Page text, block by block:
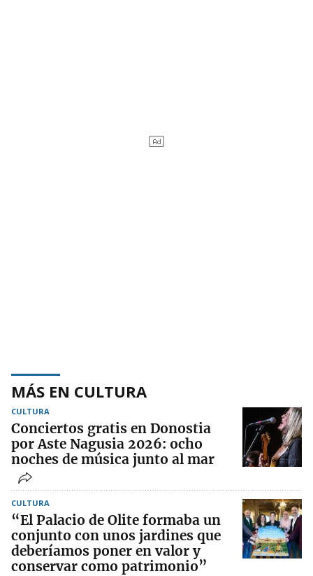
MÁS EN CULTURA
CULTURA
Conciertos gratis en Donostia
por Aste Nagusia 2026: ocho
noches de música junto al mar
CULTURA
“El Palacio de Olite formaba un
conjunto con unos jardines que
deberíamos poner en valor y
conservar como patrimonio”